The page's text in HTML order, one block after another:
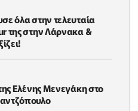
όλα στην τελευταία
της στην Λάρνακα &
Ελένης Μενεγάκη στο